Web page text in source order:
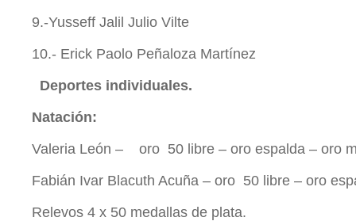
9.-Yusseff Jalil Julio Vilte
10.- Erick Paolo Peñaloza Martínez
Deportes individuales.
Natación:
Valeria León – oro 50 libre – oro espalda – oro
Fabián Ivar Blacuth Acuña – oro 50 libre – oro
Relevos 4 x 50 medallas de plata.